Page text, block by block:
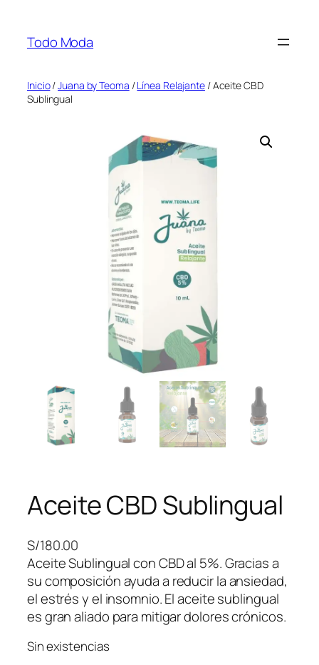
contenido
Todo Moda
Inicio/Juana by Teoma /Línea Relajante/ Aceite CBD
Sublingual
Aceite CBD Sublingual
S/180.00
Aceite Sublingual con CBD al 5%. Gracias a
su composición ayuda a reducir la ansiedad,
el estrés y el insomnio. El aceite sublingual
es gran aliado para mitigar dolores crónicos.
Sin existencias